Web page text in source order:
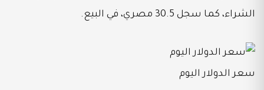
الشراء، كما سجل 30.5 مصري، في البيع.
سعر الدولار اليوم